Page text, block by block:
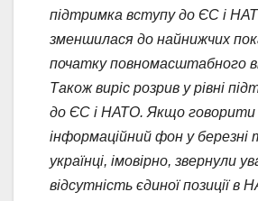
підтримка вступу до ЄС і
зменшилася до найнижчих
початку повномасштабного
Також виріс розрив у рівні
до ЄС і НАТО. Якщо говорити
інформаційний фон у березні
українці, імовірно, звернули
відсутність єдиної позиції